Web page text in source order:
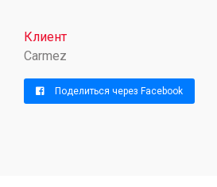
Клиент
Carmez
Поделиться через Facebook